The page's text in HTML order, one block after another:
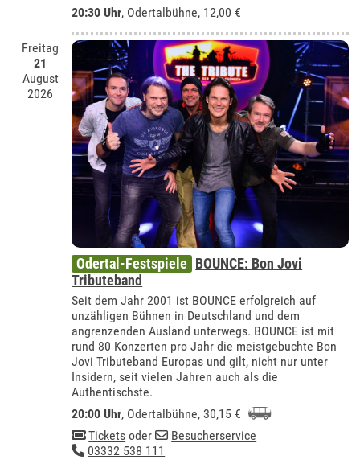
20:30 Uhr, Odertalbühne, 12,00 €
Freitag
21
August
2026
Odertal-Festspiele BOUNCE: Bon Jovi
Tributeband
Seit dem Jahr 2001 ist BOUNCE erfolgreich auf
unzähligen Bühnen in Deutschland und dem
angrenzenden Ausland unterwegs. BOUNCE ist mit
rund 80 Konzerten pro Jahr die meistgebuchte Bon
Jovi Tributeband Europas und gilt, nicht nur unter
Insidern, seit vielen Jahren auch als die
Authentischste.
20:00 Uhr, Odertalbühne, 30,15 €
Tickets oder
Besucherservice
03332 538 111